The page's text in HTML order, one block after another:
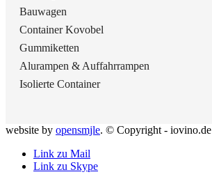
Bauwagen
Container Kovobel
Gummiketten
Alurampen & Auffahrrampen
Isolierte Container
website by opensmjle. © Copyright - iovino.de
Link zu Mail
Link zu Skype